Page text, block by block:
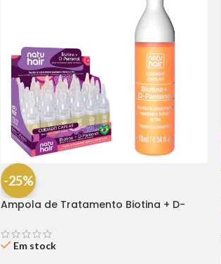
-25%
Ampola de Tratamento Biotina + D-
Em stock